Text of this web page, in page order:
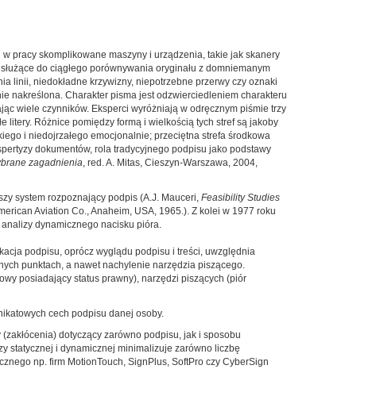
pracy skomplikowane maszyny i urządzenia, takie jak skanery
do ciągłego porównywania oryginału z domniemanym
linii, niedokładne krzywizny, niepotrzebne przerwy czy oznaki
nakreślona. Charakter pisma jest odzwierciedleniem charakteru
wiele czynników. Eksperci wyróżniają w odręcznym piśmie trzy
litery. Różnice pomiędzy formą i wielkością tych stref są jakoby
i niedojrzałego emocjonalnie; przeciętna strefa środkowa
dokumentów, rola tradycyjnego podpisu jako podstawy
zagadnienia, red. A. Mitas, Cieszyn-Warszawa, 2004,
system rozpoznający podpis (A.J. Mauceri, Feasibility Studies
Aviation Co., Anaheim, USA, 1965.). Z kolei w 1977 roku
dynamicznego nacisku pióra.
podpisu, oprócz wyglądu podpisu i treści, uwzględnia
punktach, a nawet nachylenie narzędzia piszącego.
posiadający status prawny), narzędzi piszących (piór
cech podpisu danej osoby.
dotyczący zarówno podpisu, jak i sposobu
statycznej i dynamicznej minimalizuje zarówno liczbę
np. firm MotionTouch, SignPlus, SoftPro czy CyberSign